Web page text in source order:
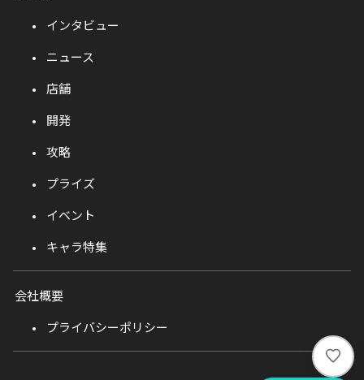
い
い
インタビュー
ニュース
店舗
開発
攻略
プライズ
イベント
キャラ特集
会社概要
プライバシーポリシー